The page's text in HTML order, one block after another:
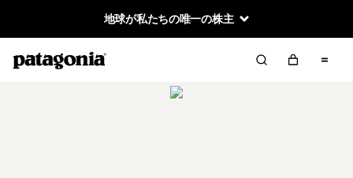
地球が私たちの唯一の株主